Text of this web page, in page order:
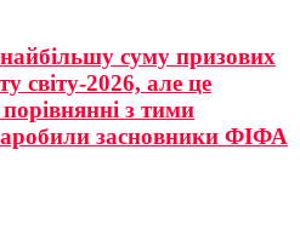
суму призових
світу-2026, але це
з тими
засновники ФІФА